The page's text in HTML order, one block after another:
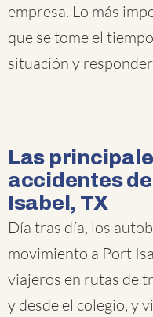
empresa. Lo más
que se tome el
situación y
Las
accidentes
Isabel, TX
Día tras día, los
movimiento a Port
viajeros en rutas de
y desde el colegio, y